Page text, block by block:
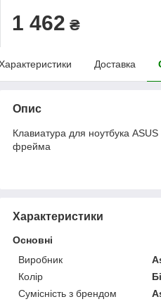
1 462 ₴
Доставка
Опис
Клавиатура для ноутбука
фрейма
Характеристики
Основні
Виробник
Колір
Сумісність з брендом